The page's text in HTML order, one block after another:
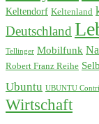
Keltendorf Keltenland
Deutschland
Tellinger Mobilfunk
Robert Franz Reihe
Ubuntu UBUNTU
Wirtschaft